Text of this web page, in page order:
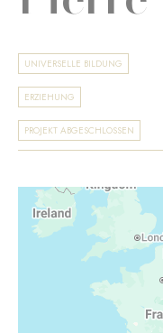
UNIVERSELLE BILDUNG
ERZIEHUNG
PROJEKT ABGESCHLOSSEN